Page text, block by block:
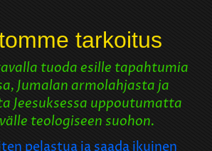
tarkoitus
tuoda esille tapahtumia
Jumalan armolahjasta ja
Jeesuksessa uppoutumatta
teologiseen suohon.
pelastua ja saada ikuinen